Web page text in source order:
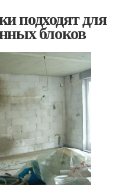
подходят для
блоков